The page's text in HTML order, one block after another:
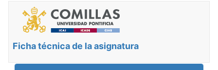
Ficha técnica de la asignatura